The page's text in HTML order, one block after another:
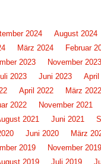
2024 August 2024
März 2024
Februar
2023
November 2023
2023 Juni 2023
April
April 2022
März 2022
2022
November 2021
2021 Juni 2021
Juni 2020
März
2019
November 2019
2019 Juli 2019